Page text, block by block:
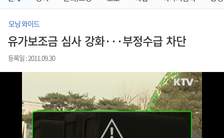
모닝 와이드
유가보조금 심사 강화···부정수급 차단
등록일 : 2011.09.30